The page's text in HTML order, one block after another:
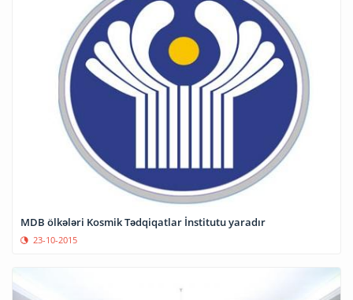
MDB ölkələri Kosmik Tədqiqatlar İnstitutu yaradır
23-10-2015